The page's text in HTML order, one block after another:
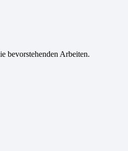
bevorstehenden Arbeiten.